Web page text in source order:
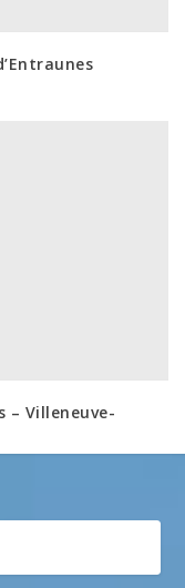
– Villeneuve-